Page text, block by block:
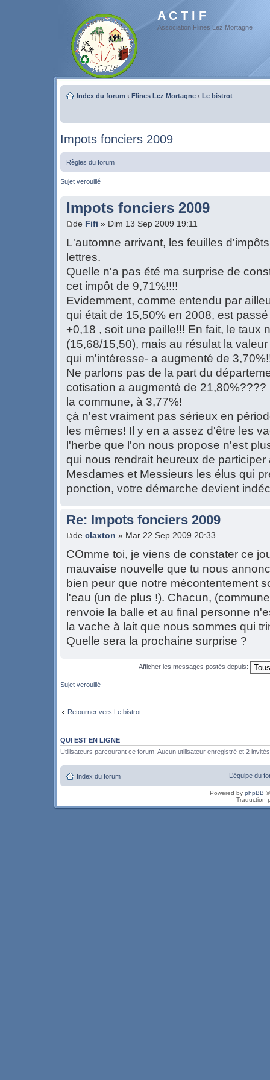
A C T I F
Association Flines Lez Mortagne
Index du forum ‹ Flines Lez Mortagne ‹ Le bistrot
Impots fonciers 2009
Règles du forum
Sujet verouillé
Impots fonciers 2009
de Fifi » Dim 13 Sep 2009 19:11
L'automne arrivant, les feuilles
lettres.
Quelle n'a pas été ma surprise de
cet impôt de 9,71%!!!!
Evidemment, comme entendu par
qui était de 15,50% en 2008, est
+0,18 , soit une paille!!! En fait, le taux
(15,68/15,50), mais au résulat la
qui m'intéresse- a augmenté de
Ne parlons pas de la part du
cotisation a augmenté de
la commune, à 3,77%!
çà n'est vraiment pas sérieux en
les mêmes! Il y en a assez d'être les
l'herbe que l'on nous propose n'est
qui nous rendrait heureux de participer
Mesdames et Messieurs les élus qui
ponction, votre démarche devient
Re: Impots fonciers 2009
de claxton » Mar 22 Sep 2009 20:33
COmme toi, je viens de constater ce
mauvaise nouvelle que tu nous
bien peur que notre mécontentement
l'eau (un de plus !). Chacun,
renvoie la balle et au final personne
la vache à lait que nous sommes qui
Quelle sera la prochaine surprise ?
Afficher les messages postés depuis:
Sujet verouillé
Retourner vers Le bistrot
QUI EST EN LIGNE
Utilisateurs parcourant ce forum: Aucun utilisateur enregistré et 2 invités
Index du forum L’équipe du
Powered by phpBB
Traduction